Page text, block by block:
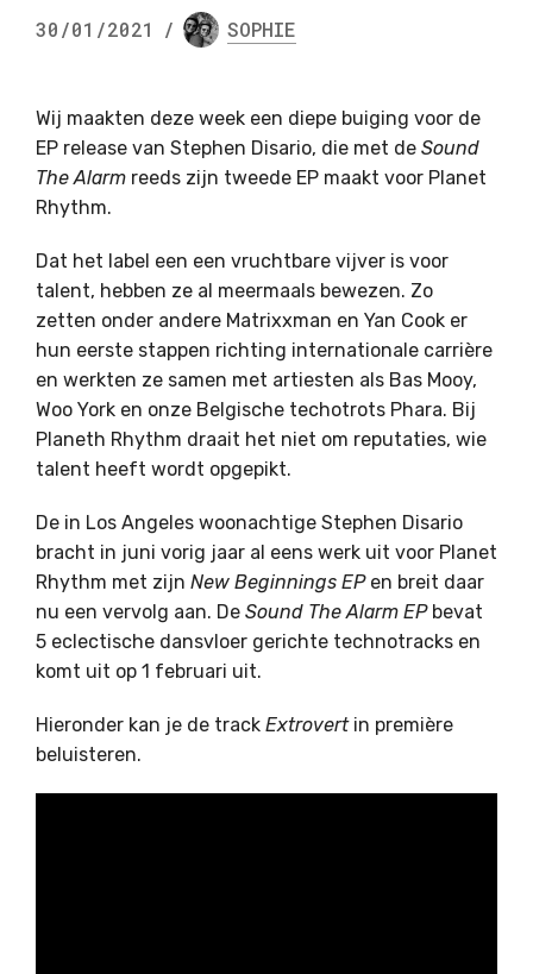
30/01/2021 / SOPHIE
Wij maakten deze week een diepe buiging voor de
EP release van Stephen Disario, die met de Sound
The Alarm reeds zijn tweede EP maakt voor Planet
Rhythm.
Dat het label een een vruchtbare vijver is voor
talent, hebben ze al meermaals bewezen. Zo
zetten onder andere Matrixxman en Yan Cook er
hun eerste stappen richting internationale carrière
en werkten ze samen met artiesten als Bas Mooy,
Woo York en onze Belgische techotrots Phara. Bij
Planeth Rhythm draait het niet om reputaties, wie
talent heeft wordt opgepikt.
De in Los Angeles woonachtige Stephen Disario
bracht in juni vorig jaar al eens werk uit voor Planet
Rhythm met zijn New Beginnings EPen breit daar
nu een vervolg aan. De Sound The Alarm EPbevat
5 eclectische dansvloer gerichte technotracks en
komt uit op 1 februari uit.
Hieronder kan je de track Extrovertin première
beluisteren.